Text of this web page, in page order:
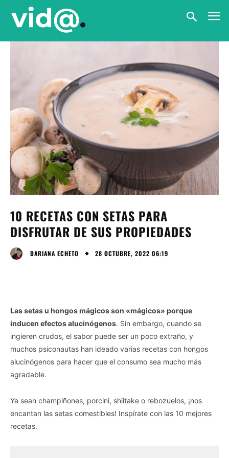
10 RECETAS CON SETAS PARA
DISFRUTAR DE SUS PROPIEDADES
DARIANA ECHETO 28 OCTUBRE, 2022 06:19
Las setas u hongos mágicos son «mágicos» porque
inducen efectos alucinógenos. Sin embargo, cuando se
ingieren crudos, el sabor puede ser un poco extraño, y
muchos psiconautas han ideado varias recetas con hongos
alucinógenos para hacer que el consumo sea mucho más
agradable.
Ya sean champiñones, porcini, shiitake o rebozuelos, ¡nos
encantan las setas comestibles! Inspírate con las 10 mejores
recetas.